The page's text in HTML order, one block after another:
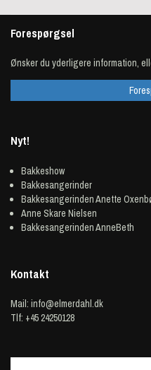
Forespørgsel
Ønsker du yderligere information,
Nyt!
Bakkeshow
Bakkesangerinder
Bakkesangerinden Anette
Anne Skare Nielsen
Bakkesangerinden AnneBeth
Kontakt
Mail: info@elmerdahl.dk
Tlf: +45 24250128